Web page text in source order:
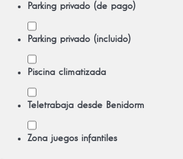
Parking privado (de pago)
Parking privado (incluido)
Piscina climatizada
Teletrabaja desde Benidorm
Zona juegos infantiles